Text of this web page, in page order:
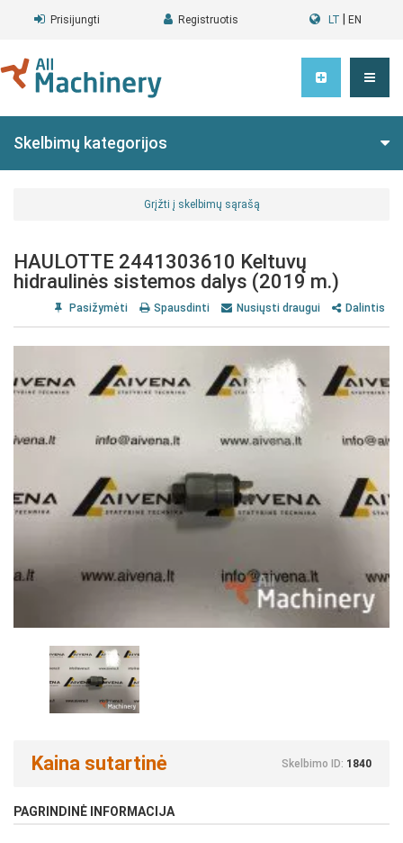
Prisijungti Registruotis LT EN
Skelbimų kategorijos
Grįžti į skelbimų sąrašą
HAULOTTE 2441303610 Keltuvų
hidraulinės sistemos dalys (2019 m.)
Pasižymėti Spausdinti Nusiųsti draugui Dalintis
Kaina sutartinė Skelbimo ID: 1840
PAGRINDINĖ INFORMACIJA